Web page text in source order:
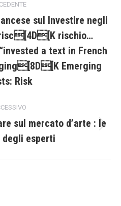
Post
precedente:
sul Investire negli
rischio…
a text in French
Emerging
Risk
post:
sul mercato d’arte : le
degli esperti